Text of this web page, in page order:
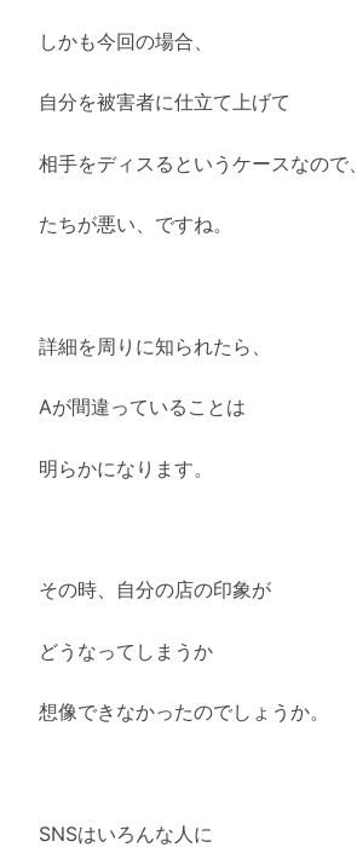
しかも今回の場合、
自分を被害者に仕立て上げて
相手をディスるというケースなので、
たちが悪い、ですね。
詳細を周りに知られたら、
Aが間違っていることは
明らかになります。
その時、自分の店の印象が
どうなってしまうか
想像できなかったのでしょうか。
SNSはいろんな人に